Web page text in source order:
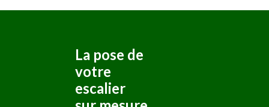
La pose de
votre
escalier